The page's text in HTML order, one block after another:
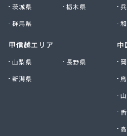
佐野商店
坂本燃料店
三ツ輪液化瓦斯株式会社 東
三喜屋商店
茨城県
栃木県
群馬県
甲信越エリア
山梨県
長野県
新潟県
中